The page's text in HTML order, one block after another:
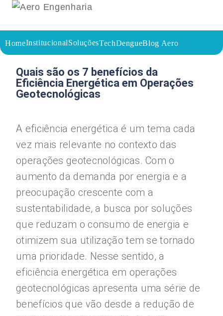
HomeInstitucionalSoluçõesTechDengueBlog Aero
02/09/2023
Voltar a página inicial do blog
Quais são os 7 benefícios da
Eficiência Energética em Operações
Geotecnológicas
A eficiência energética é um tema cada
vez mais relevante no contexto das
operações geotecnológicas. Com o
aumento da demanda por energia e a
preocupação crescente com a
sustentabilidade, a busca por soluções
que reduzam o consumo de energia e
otimizem sua utilização tem se tornado
uma prioridade. Nesse sentido, a
eficiência energética em operações
geotecnológicas apresenta uma série de
benefícios que vão desde a redução de